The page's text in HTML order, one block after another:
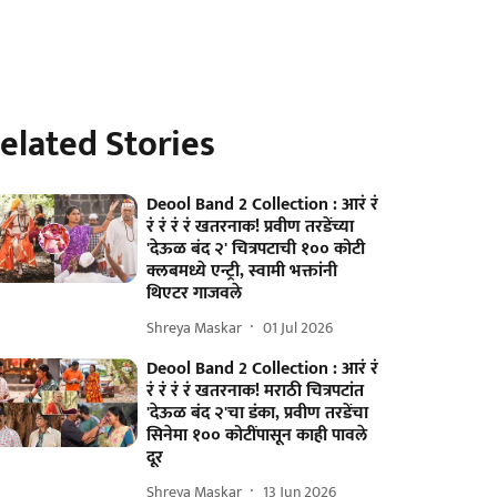
Stories
Deool Band 2 Collection : आरं रं
रं रं रं रं खतरनाक! प्रवीण तरडेंच्या
'देऊळ बंद २' चित्रपटाची १०० कोटी
क्लबमध्ये एन्ट्री, स्वामी भक्तांनी
थिएटर गाजवले
Shreya Maskar 01 Jul 2026
Deool Band 2 Collection : आरं रं
रं रं रं रं खतरनाक! मराठी चित्रपटांत
'देऊळ बंद २'चा डंका, प्रवीण तरडेंचा
सिनेमा १०० कोटींपासून काही पावले
दूर
Shreya Maskar 13 Jun 2026